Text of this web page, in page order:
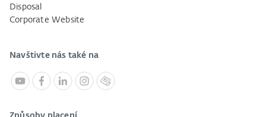
Disposal
Corporate Website
Navštivte nás také na